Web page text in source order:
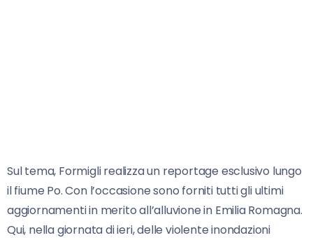
Sul tema, Formigli realizza un reportage esclusivo lungo
il fiume Po. Con l’occasione sono forniti tutti gli ultimi
aggiornamenti in merito all’alluvione in Emilia Romagna.
Qui, nella giornata di ieri, delle violente inondazioni